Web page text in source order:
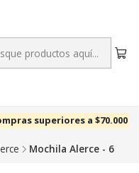
superiores a $70.000
Mochila Alerce - 6